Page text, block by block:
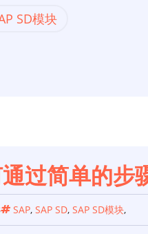
SD模块
通过简单的
SAP, SAP SD, SAP SD模块,